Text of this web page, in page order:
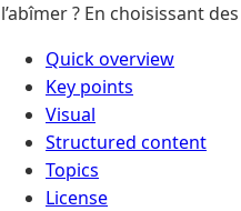
l’abîmer ? En choisissant
Quick overview
Key points
Visual
Structured content
Topics
License